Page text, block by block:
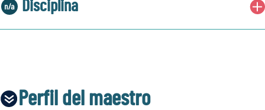
Disciplina
Perfil del maestro